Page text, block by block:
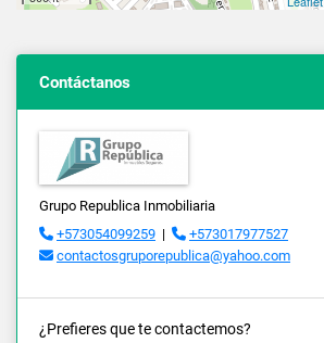
Contáctanos
Grupo Republica Inmobiliaria
+573054099259 |
+573017977527
contactosgruporepublica@yahoo.com
¿Prefieres que te contactemos?